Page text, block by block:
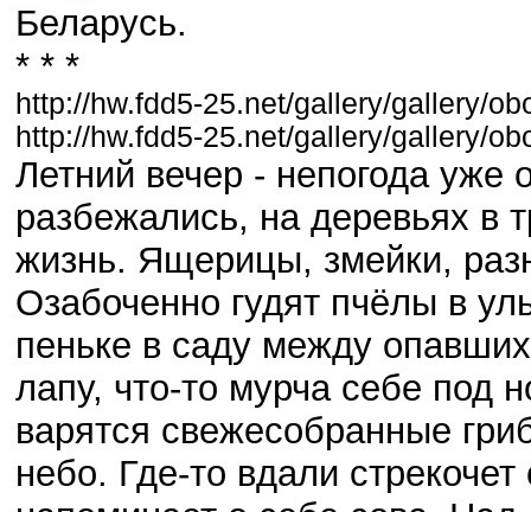
Беларусь.
* * *
http://hw.fdd5-25.net/gallery/gallery/
http://hw.fdd5-25.net/gallery/gallery/
Летний вечер - непогода уже
разбежались, на деревьях в
жизнь. Ящерицы, змейки,
Озабоченно гудят пчёлы в
пеньке в саду между
лапу, что-то мурча себе под
варятся свежесобранные
небо. Где-то вдали